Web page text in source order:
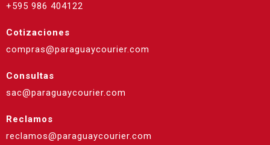
+595 986 404122
Cotizaciones
compras@paraguaycourier.com
Consultas
sac@paraguaycourier.com
Reclamos
reclamos@paraguaycourier.com